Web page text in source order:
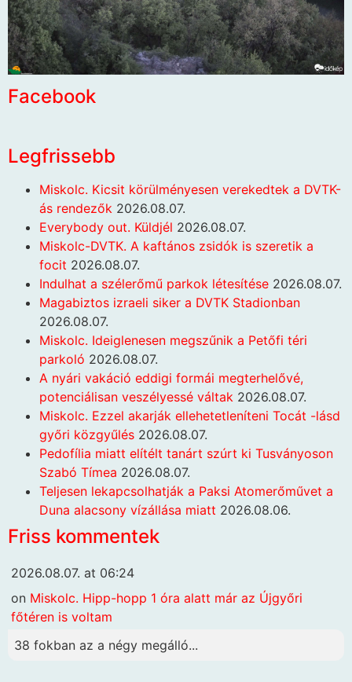
Facebook
Legfrissebb
Miskolc. Kicsit körülményesen verekedtek a DVTK-
ás rendezők 2026.08.07.
Everybody out. Küldjél 2026.08.07.
Miskolc-DVTK. A kaftános zsidók is szeretik a
focit 2026.08.07.
Indulhat a szélerőmű parkok létesítése 2026.08.07.
Magabiztos izraeli siker a DVTK Stadionban
2026.08.07.
Miskolc. Ideiglenesen megszűnik a Petőfi téri
parkoló 2026.08.07.
A nyári vakáció eddigi formái megterhelővé,
potenciálisan veszélyessé váltak 2026.08.07.
Miskolc. Ezzel akarják ellehetetleníteni Tocát -lásd
győri közgyűlés 2026.08.07.
Pedofília miatt elítélt tanárt szúrt ki Tusványoson
Szabó Tímea 2026.08.07.
Teljesen lekapcsolhatják a Paksi Atomerőművet a
Duna alacsony vízállása miatt 2026.08.06.
Friss kommentek
2026.08.07. at 06:24
on Miskolc. Hipp-hopp 1 óra alatt már az Újgyőri
főtéren is voltam
38 fokban az a négy megálló...